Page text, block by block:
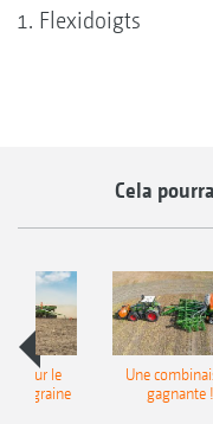
Flexidoigts
Cela
pour le
Une
gagnante !